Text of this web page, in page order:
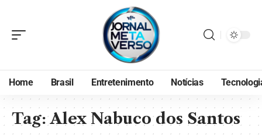
Home Brasil Entretenimento Notícias
Tag:Alex Nabuco dos Santos